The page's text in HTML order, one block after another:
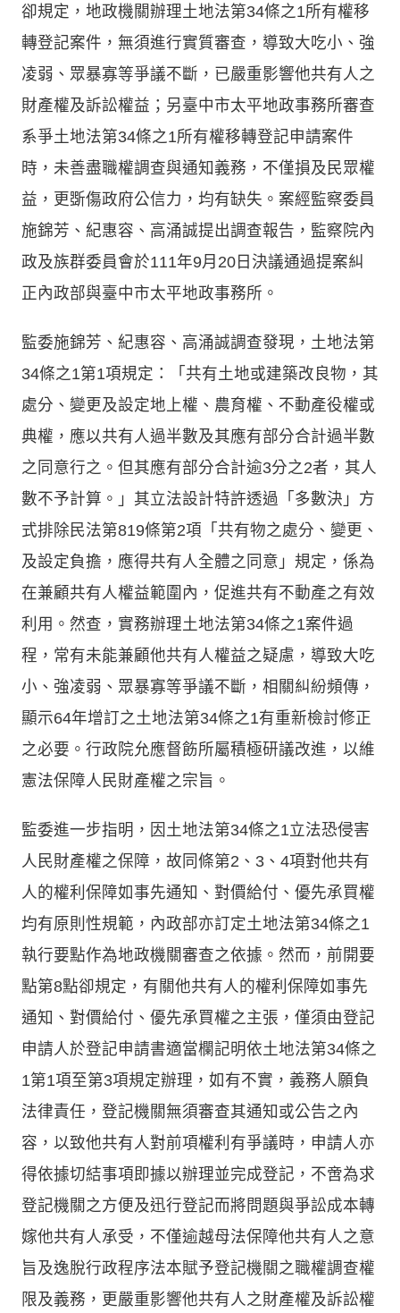
卻規定，地政機關辦理土地法第34條之1所有權移
轉登記案件，無須進行實質審查，導致大吃小、強
凌弱、眾暴寡等爭議不斷，已嚴重影響他共有人之
財產權及訴訟權益；另臺中市太平地政事務所審查
系爭土地法第34條之1所有權移轉登記申請案件
時，未善盡職權調查與通知義務，不僅損及民眾權
益，更斲傷政府公信力，均有缺失。案經監察委員
施錦芳、紀惠容、高涌誠提出調查報告，監察院內
政及族群委員會於111年9月20日決議通過提案糾
正內政部與臺中市太平地政事務所。
監委施錦芳、紀惠容、高涌誠調查發現，土地法第
34條之1第1項規定：「共有土地或建築改良物，其
處分、變更及設定地上權、農育權、不動產役權或
典權，應以共有人過半數及其應有部分合計過半數
之同意行之。但其應有部分合計逾3分之2者，其人
數不予計算。」其立法設計特許透過「多數決」方
式排除民法第819條第2項「共有物之處分、變更、
及設定負擔，應得共有人全體之同意」規定，係為
在兼顧共有人權益範圍內，促進共有不動產之有效
利用。然查，實務辦理土地法第34條之1案件過
程，常有未能兼顧他共有人權益之疑慮，導致大吃
小、強凌弱、眾暴寡等爭議不斷，相關糾紛頻傳，
顯示64年增訂之土地法第34條之1有重新檢討修正
之必要。行政院允應督飭所屬積極研議改進，以維
憲法保障人民財產權之宗旨。
監委進一步指明，因土地法第34條之1立法恐侵害
人民財產權之保障，故同條第2、3、4項對他共有
人的權利保障如事先通知、對價給付、優先承買權
均有原則性規範，內政部亦訂定土地法第34條之1
執行要點作為地政機關審查之依據。然而，前開要
點第8點卻規定，有關他共有人的權利保障如事先
通知、對價給付、優先承買權之主張，僅須由登記
申請人於登記申請書適當欄記明依土地法第34條之
1第1項至第3項規定辦理，如有不實，義務人願負
法律責任，登記機關無須審查其通知或公告之內
容，以致他共有人對前項權利有爭議時，申請人亦
得依據切結事項即據以辦理並完成登記，不啻為求
登記機關之方便及迅行登記而將問題與爭訟成本轉
嫁他共有人承受，不僅逾越母法保障他共有人之意
旨及逸脫行政程序法本賦予登記機關之職權調查權
限及義務，更嚴重影響他共有人之財產權及訴訟權